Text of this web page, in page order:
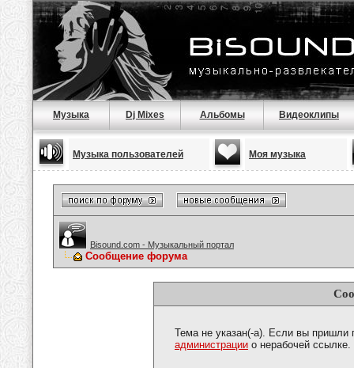
Музыка Dj Mixes Альбомы Видеоклипы
Музыка пользователей Моя музыка
Bisound.com - Музыкальный портал
Сообщение форума
Тема не указан(-а). Если вы пришли
администрации о нерабочей ссылке.